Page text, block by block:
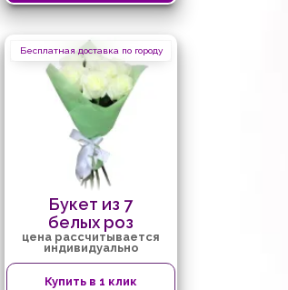
Бесплатная доставка по городу
Букет из 7
белых роз
цена рассчитывается
индивидуально
Купить в 1 клик